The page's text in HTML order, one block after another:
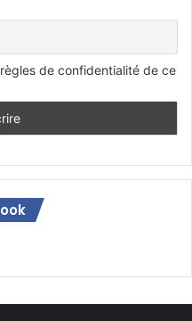
de confidentialité de ce